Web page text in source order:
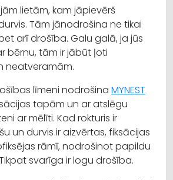
lietām, kam jāpievērš
Tām jānodrošina ne tikai
arī drošība. Galu galā, ja jūs
bērnu, tām ir jābūt ļoti
neatveramām.
līmeni nodrošina MYNEST
tapām un ar atslēgu
ar mēlīti. Kad rokturis ir
un durvis ir aizvērtas, fiksācijas
rāmī, nodrošinot papildu
svarīga ir logu drošība.